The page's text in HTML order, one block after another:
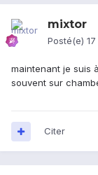
mixtor
Posté(e)
maintenant je suis
souvent sur
Citer